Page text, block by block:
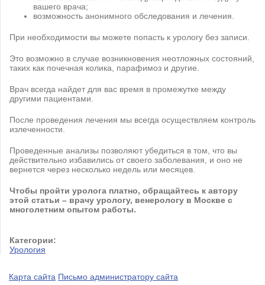
вашего врача;
возможность анонимного обследования и лечения.
При необходимости вы можете попасть к урологу без записи.
Это возможно в случае возникновения неотложных состояний,
таких как почечная колика, парафимоз и другие.
Врач всегда найдет для вас время в промежутке между
другими пациентами.
После проведения лечения мы всегда осуществляем контроль
излеченности.
Проведенные анализы позволяют убедиться в том, что вы
действительно избавились от своего заболевания, и оно не
вернется через несколько недель или месяцев.
Чтобы пройти уролога платно, обращайтесь к автору
этой статьи – врачу урологу, венерологу в Москве с
многолетним опытом работы.
Категории:
Урология
Карта сайта Письмо администратору сайта